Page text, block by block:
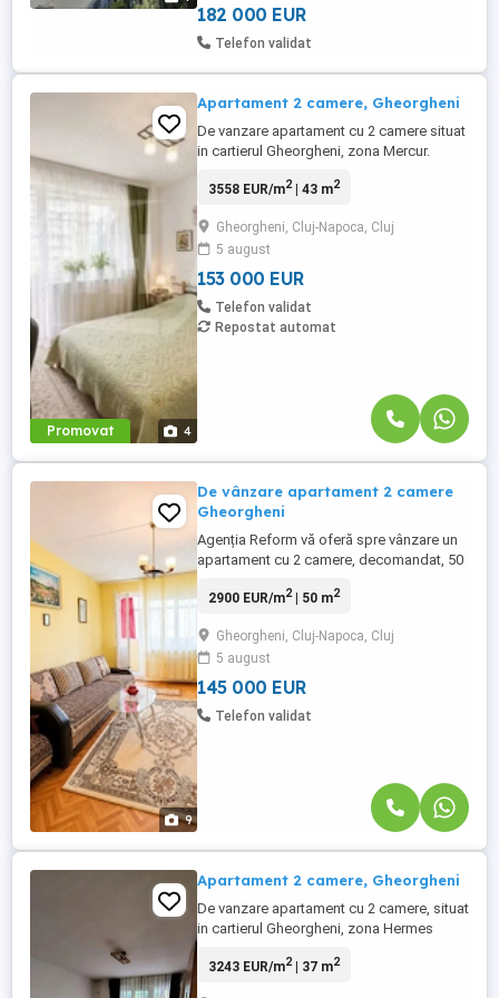
Luni, Miercuri, Vineri orele 16:00-17:00
182 000 EUR
Telefon validat
Promovat 4
Apartament 2 camere, Gheorgheni
De vanzare apartament cu 2 camere situat
in cartierul Gheorgheni, zona Mercur.
urmatoarele: - Etaj: 5 din 10 -
dormitor, living, bucatarie, baie si hol -
Suprafata utila: 43 mp plus 1 balcon -
Complet mobilat ...
3558 EUR/m2| 43 m2
Gheorgheni, Cluj-Napoca, Cluj
5 august
153 000 EUR
Telefon validat
Repostat automat
9
De vânzare apartament 2 camere
Gheorgheni
Agenția Reform vă oferă spre vânzare un
apartament cu 2 camere, decomandat, 50
etaje izolat termic. Orientare sud estica cu
acestuia este: Hol, bucătărie cu cămară,
cameră de zi, sas dormitor, baie și 2
balcoane. Apartamentul ...
2900 EUR/m2| 50 m2
Gheorgheni, Cluj-Napoca, Cluj
5 august
145 000 EUR
Telefon validat
Apartament 2 camere, Gheorgheni
De vanzare apartament cu 2 camere, situat
in cartierul Gheorgheni, zona Hermes
urmatoarele: - Suprafata utila: 37 mp plus
3243 EUR/m2| 37 m2